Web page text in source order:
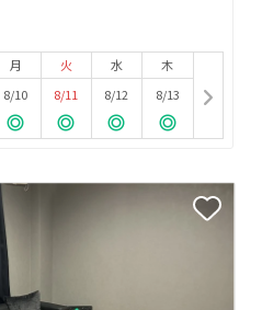
月
8/10
火
8/11
水
8/12
木
8/13